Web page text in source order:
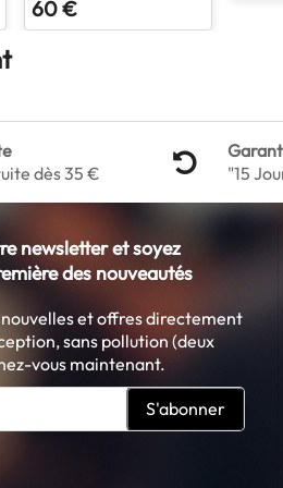
60 €
dès 35 €
"15
newsletter et soyez
des nouveautés
et offres directement
sans pollution (deux
vous maintenant.
S'abonner